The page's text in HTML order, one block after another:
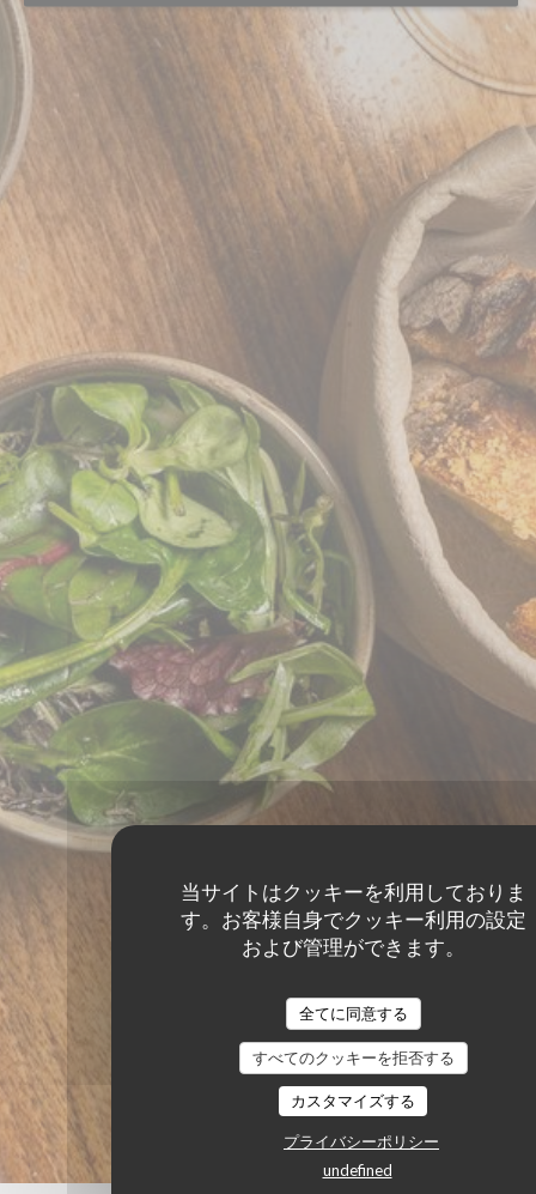
当サイトはクッキーを利用しておりま
す。お客様自身でクッキー利用の設定
および管理ができます。
全てに同意する
すべてのクッキーを拒否する
カスタマイズする
プライバシーポリシー
undefined